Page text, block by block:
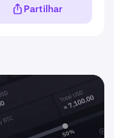
Partilhar